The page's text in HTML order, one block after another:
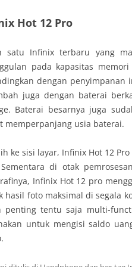
Hot 12 Pro
satu Infinix terbaru yang
pada kapasitas
dengan penyimpanan
juga dengan baterai
Baterai besarnya juga
memperpanjang usia baterai.
ke sisi layar, Infinix Hot 12
di otak
Infinix Hot 12 pro
hasil foto maksimal di segala
penting tentu saja multi-
untuk mengisi saldo